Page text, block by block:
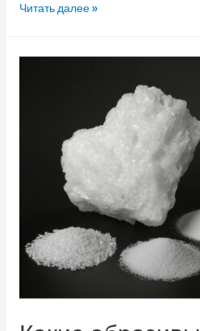
Читать далее »